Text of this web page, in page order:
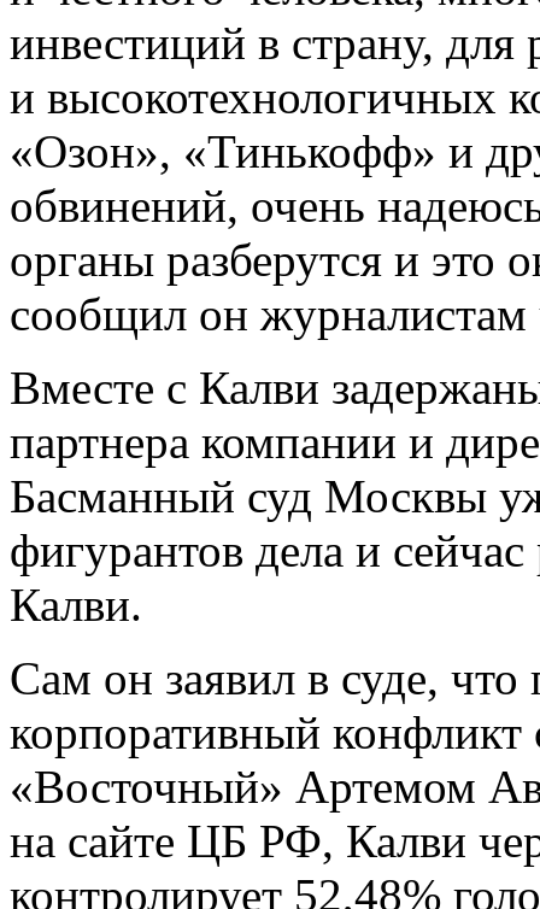
инвестиций в страну, для
и высокотехнологичных
«Озон», «Тинькофф» и
обвинений, очень
органы разберутся и это
сообщил он журналистам
Вместе с Калви
партнера компании и
Басманный суд Москвы
фигурантов дела и
Калви.
Сам он заявил в суде,
корпоративный конфликт
«Восточный» Артемом
на сайте ЦБ РФ, Калви
контролирует 52,48%